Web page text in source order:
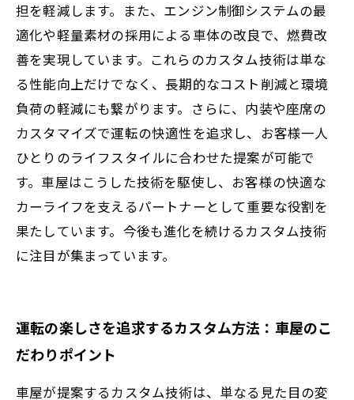
担を軽減します。また、エンジン制御システムの最
適化や軽量素材の採用による車体の改良で、燃費改
善を実現しています。これらのカスタム技術は単な
る性能向上だけでなく、長期的なコスト削減と環境
負荷の軽減にも繋がります。さらに、内装や座席の
カスタマイズで運転の快適性を追求し、お客様一人
ひとりのライフスタイルに合わせた提案が可能で
す。車屋はこうした技術を駆使し、お客様の快適な
カーライフを支えるパートナーとして重要な役割を
果たしています。今後も進化を続けるカスタム技術
に注目が集まっています。
運転の楽しさを追求するカスタム方法：車屋のこ
だわりポイント
車屋が提案するカスタム技術は、単なる見た目の変